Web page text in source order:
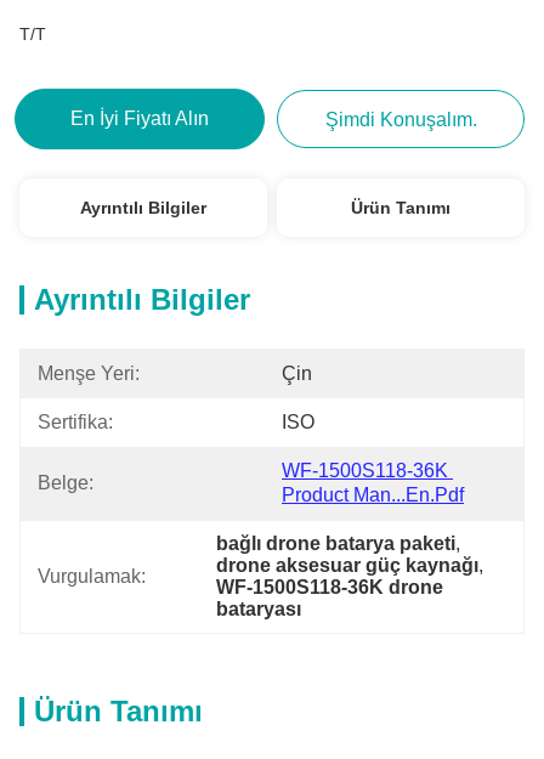
T/T
En İyi Fiyatı Alın Şimdi Konuşalım.
Ayrıntılı Bilgiler Ürün Tanımı
Ayrıntılı Bilgiler
Menşe Yeri: Çin
Sertifika: ISO
Belge:
WF-1500S118-36K
Product Man...en.pdf
Vurgulamak:
bağlı drone batarya paketi,
drone aksesuar güç kaynağı,
WF-1500S118-36K drone
bataryası
Ürün Tanımı